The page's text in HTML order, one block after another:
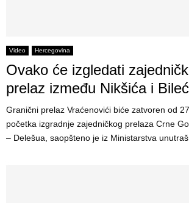
Video Hercegovina
Ovako će izgledati
prelaz između Nikšića i
Granični prelaz Vraćenovići biće zatvoren od
početka izgradnje zajedničkog prelaza Crne
– Delešua, saopšteno je iz Ministarstva